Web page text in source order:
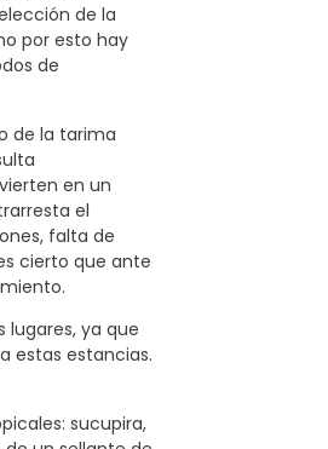
de la
por esto hay
de
de la tarima
en un
el
falta de
cierto que ante
ya que
estas estancias.
sucupira,